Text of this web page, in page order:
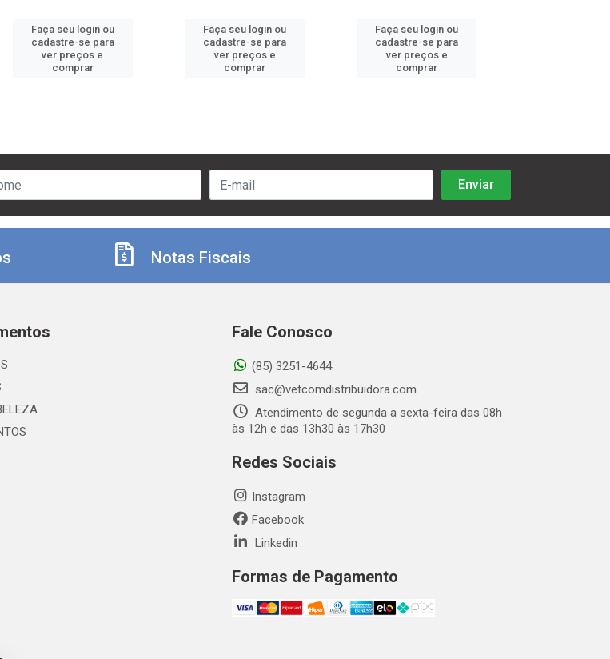
Faça seu login ou
cadastre-se para
ver preços e
comprar
Faça seu login ou
cadastre-se para
ver preços e
comprar
Faça seu login ou
cadastre-se para
ver preços e
comprar
Notas Fiscais
Fale Conosco
(85) 3251-4644
sac@vetcomdistribuidora.com
Atendimento de segunda a sexta-feira das 08h
às 12h e das 13h30 às 17h30
Redes Sociais
Instagram
Facebook
Linkedin
Formas de Pagamento